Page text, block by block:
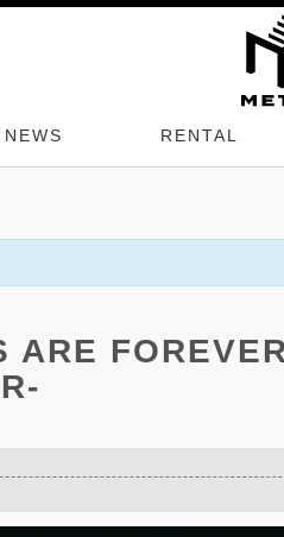
NEWS RENTAL
ARE